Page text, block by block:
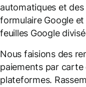
automatiques et
formulaire Google
feuilles Google
Nous faisions des
paiements par
plateformes.